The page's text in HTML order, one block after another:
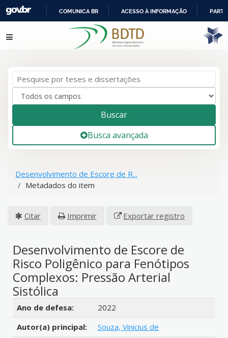
IR
PARA
COMUNICA BR ACESSO À INFORMAÇÃO
Pular para o conteúdo
Buscar
Busca avançada
Desenvolvimento de Escore de R...
Metadados do item
Citar Imprimir Exportar registro
Desenvolvimento de Escore de
Risco Poligênico para Fenótipos
Complexos: Pressão Arterial
Sistólica
Detalhes bibliográficos
Ano de defesa:
2022
Autor(a) principal:
Souza, Vinicius de